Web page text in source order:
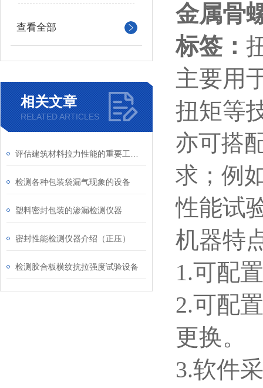
查看全部
相关文章
RELATED ARTICLES
检测各种包装袋漏气现象的设备
塑料密封包装的渗漏检测仪器
密封性能检测仪器介绍（正压）
检测胶合板横纹抗拉强度试验设备
金属骨
标签：
主要用
扭矩等
亦可搭
求；例
性能试
机器特
1.可配
2.可配
更换。
3.软件